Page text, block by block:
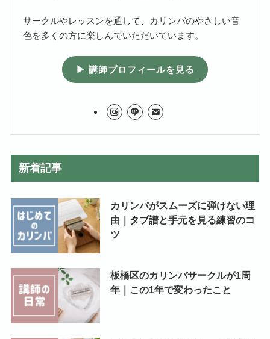
サークルやレッスンを通して、カリンバのやさしい音
色を多くの方に楽しんでいただいています。
▶ 講師プロフィールを見る
新着記事
カリンバがスムーズに弾けない理
由｜タブ譜と手元を見る練習のコ
ツ
板橋区のカリンバサークルが1周
年｜この1年で変わったこと